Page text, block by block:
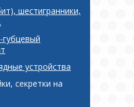
шестигранники,
устройства
секретки на